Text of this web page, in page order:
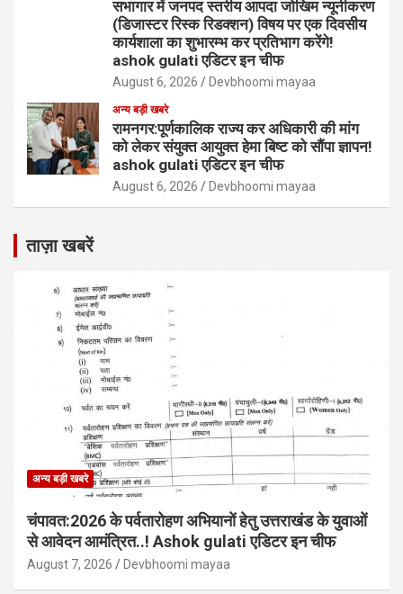
सभागार में जनपद स्तरीय आपदा जोखिम न्यूनीकरण
(डिजास्टर रिस्क रिडक्शन) विषय पर एक दिवसीय
कार्यशाला का शुभारम्भ कर प्रतिभाग करेंगे!
ashok gulati एडिटर इन चीफ
August 6, 2026 Devbhoomi mayaa
अन्य बड़ी खबरे
रामनगर:पूर्णकालिक राज्य कर अधिकारी की मांग
को लेकर संयुक्त आयुक्त हेमा बिष्ट को सौंपा ज्ञापन!
ashok gulati एडिटर इन चीफ
August 6, 2026 Devbhoomi mayaa
ताज़ा खबरें
अन्य बड़ी खबरे
चंपावत:2026 के पर्वतारोहण अभियानों हेतु उत्तराखंड के युवाओं
से आवेदन आमंत्रित..! Ashok gulati एडिटर इन चीफ
August 7, 2026 Devbhoomi mayaa